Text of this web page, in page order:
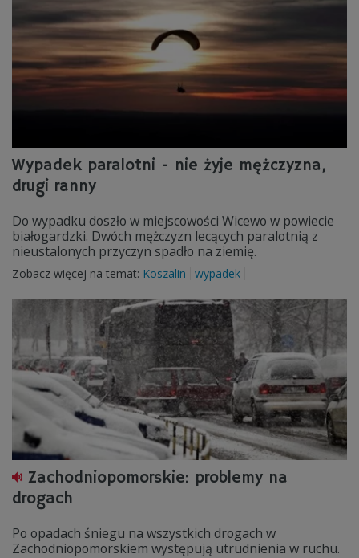
Wypadek paralotni - nie żyje mężczyzna,
drugi ranny
Do wypadku doszło w miejscowości Wicewo w powiecie
białogardzki. Dwóch mężczyzn lecących paralotnią z
nieustalonych przyczyn spadło na ziemię.
Zobacz więcej na temat: Koszalin wypadek
Zachodniopomorskie: problemy na
drogach
Po opadach śniegu na wszystkich drogach w
Zachodniopomorskiem występują utrudnienia w ruchu.